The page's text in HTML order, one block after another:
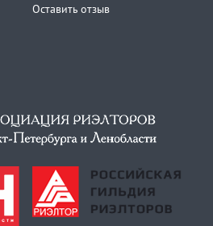
Оставить отзыв